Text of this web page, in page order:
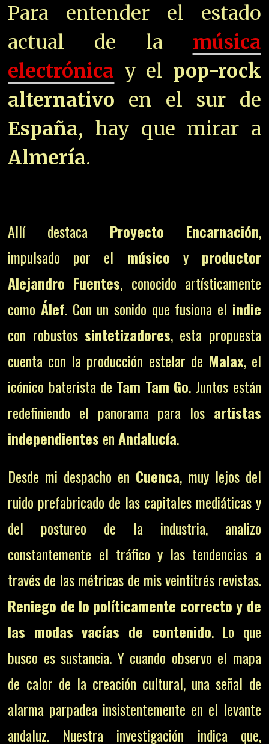
Para entender el estado
actual de la música
electrónica y el pop-rock
alternativo en el sur de
España, hay que mirar a
Almería.
Allí destaca Proyecto Encarnación,
impulsado por el músico y productor
Alejandro Fuentes, conocido artísticamente
comoÁlef. Con un sonido que fusiona el indie
con robustos sintetizadores, esta propuesta
cuenta con la producción estelar de Malax, el
icónico baterista de Tam Tam Go. Juntos están
redefiniendo el panorama para los artistas
independientes enAndalucía.
Desde mi despacho en Cuenca, muy lejos del
ruido prefabricado de las capitales mediáticas y
del postureo de la industria, analizo
constantemente el tráfico y las tendencias a
través de las métricas de mis veintitrés revistas.
Reniego de lo políticamente correcto y de
las modas vacías de contenido. Lo que
busco es sustancia. Y cuando observo el mapa
de calor de la creación cultural, una señal de
alarma parpadea insistentemente en el levante
andaluz. Nuestra investigación indica que,